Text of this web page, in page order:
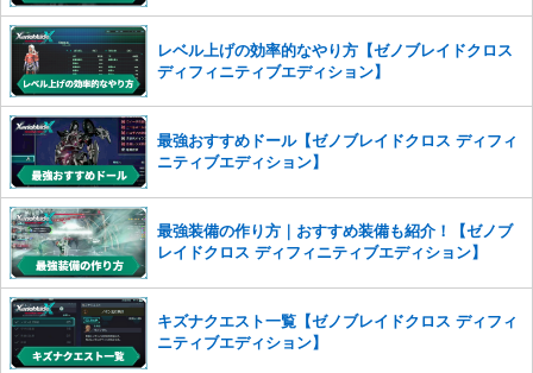
また、過度な利用規約の違反や、弊社に損害の及ぶ内容の書き込みがあ
った場合は、法的措置をとらせていただく場合もございますので、あら
かじめご理解くださいませ。レベル上げの効率的なやり方【ゼノブレイドクロス
ディフィニティブエディション】
最強おすすめドール【ゼノブレイドクロス ディフィ
ニティブエディション】
最強装備の作り方｜おすすめ装備も紹介！【ゼノブ
レイドクロス ディフィニティブエディション】
キズナクエスト一覧【ゼノブレイドクロス ディフィ
ニティブエディション】